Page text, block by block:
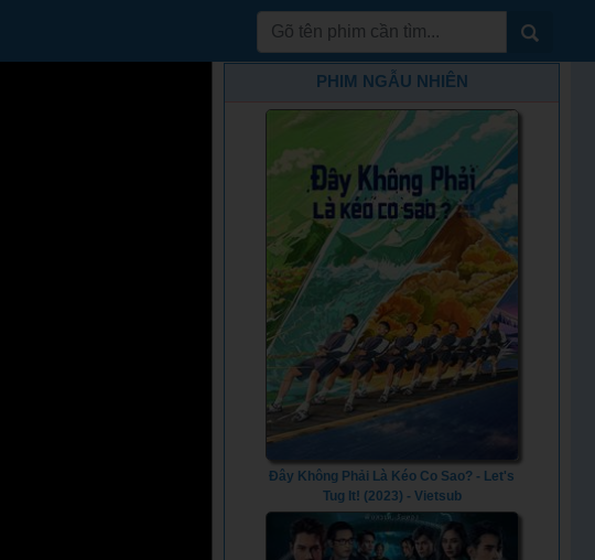
PHIM NGẪU NHIÊN
Đây Không Phải Là Kéo Co Sao? - Let's
Tug It! (2023) - Vietsub